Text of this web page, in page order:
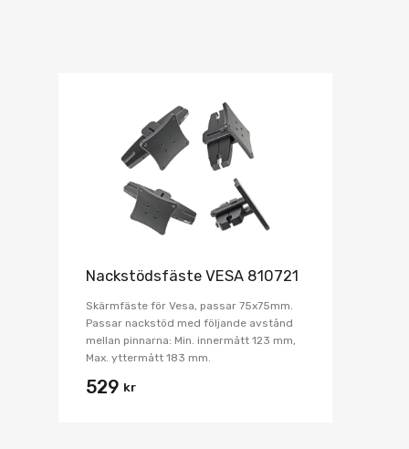
Nackstödsfäste VESA 810721
Skärmfäste för Vesa, passar 75x75mm.
Passar nackstöd med följande avstånd
mellan pinnarna: Min. innermått 123 mm,
Max. yttermått 183 mm.
529 kr